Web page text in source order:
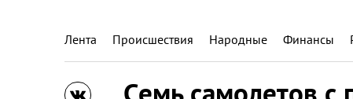
Лента Происшествия Народные Финансы